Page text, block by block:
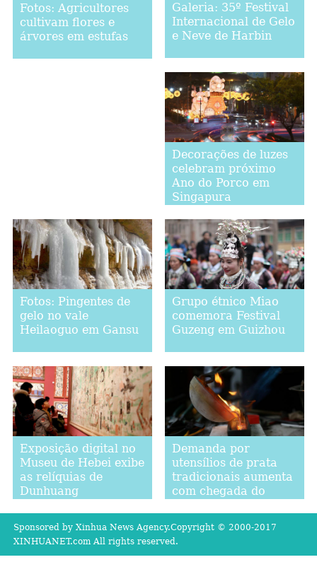
Fotos: Agricultores
cultivam flores e
árvores em estufas
Galeria: 35º Festival
Internacional de Gelo
e Neve de Harbin
Decorações de luzes
celebram próximo
Ano do Porco em
Singapura
Fotos: Pingentes de
gelo no vale
Heilaoguo em Gansu
Grupo étnico Miao
comemora Festival
Guzeng em Guizhou
Exposição digital no
Museu de Hebei exibe
as relíquias de
Dunhuang
Demanda por
utensílios de prata
tradicionais aumenta
com chegada do
Sponsored by Xinhua News Agency.Copyright © 2000-2017
XINHUANET.com All rights reserved.